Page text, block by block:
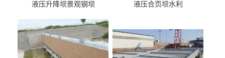
液压升降坝景观钢坝 液压合页坝水利